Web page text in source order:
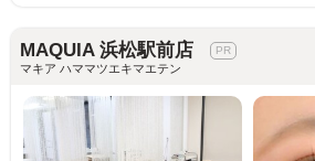
MAQUIA 浜松駅前店
マキア ハママツエキマエテン